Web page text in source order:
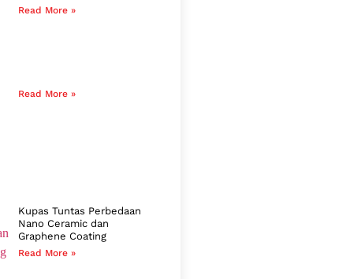
Read More »
Read More »
Kupas Tuntas Perbedaan
Nano Ceramic dan
Graphene Coating
Read More »